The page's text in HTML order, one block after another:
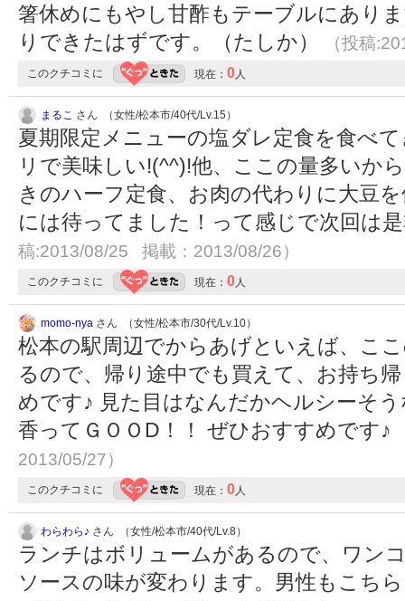
箸休めにもやし甘酢もテーブルにあり
りできたはずです。（たしか）
（投稿
このクチコミに 現在： 0人
まるこ さん （女性/松本市/40代/Lv.15）
夏期限定メニューの塩ダレ定食を食べ
リで美味しい!(^^)!他、ここの量多いか
きのハーフ定食、お肉の代わりに大豆
には待ってました！って感じで次回は
稿:2013/08/25 掲載：2013/08/26）
このクチコミに 現在： 0人
momo-nya さん （女性/松本市/30代/Lv.10）
松本の駅周辺でからあげといえば、こ
るので、帰り途中でも買えて、お持ち
めです♪ 見た目はなんだかヘルシーそ
香ってＧＯＯD！！ ぜひおすすめです♪
2013/05/27）
このクチコミに 現在： 0人
わらわら♪ さん （女性/松本市/40代/Lv.8）
ランチはボリュームがあるので、ワン
ソースの味が変わります。男性もこち